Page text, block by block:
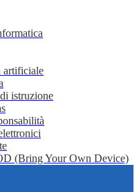
artificiale
istruzione
(Bring Your Own Device)